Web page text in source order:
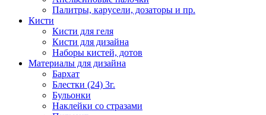
Палитры, карусели, дозаторы и пр.
Кисти
Кисти для геля
Кисти для дизайна
Наборы кистей, дотов
Материалы для дизайна
Бархат
Блестки (24) 3г.
Бульонки
Наклейки со стразами